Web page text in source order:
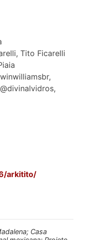
Tito Ficarelli
arkitito/
Casa